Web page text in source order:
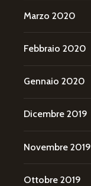
Marzo 2020
Febbraio 2020
Gennaio 2020
Dicembre 2019
Novembre 2019
Ottobre 2019